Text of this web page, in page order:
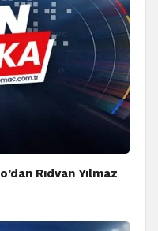
Rıdvan Yılmaz